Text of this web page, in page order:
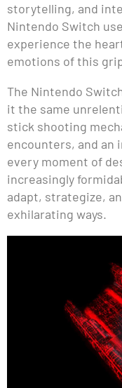
storytelling, and
Nintendo Switch
experience the
emotions of this
The Nintendo
it the same
stick shooting
encounters, and an
every moment of
increasingly
adapt, strategize,
exhilarating ways.